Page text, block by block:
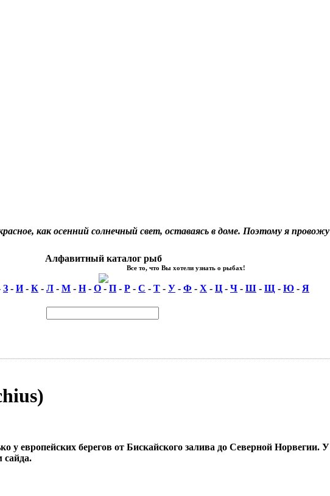
как осенний солнечный свет, оставаясь в доме. Поэтому я
Алфавитный каталог рыб
что Вы хотели узнать о рыбах!
З - И- К - Л - М - Н- О - П - Р - С - Т - У - Ф - Х - Ц - Ч - Ш - Щ - Ю - Я
европейских берегов от Бискайского залива до Северной Норвегии.
сайда.